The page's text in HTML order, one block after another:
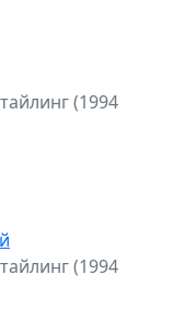
(1994
(1994